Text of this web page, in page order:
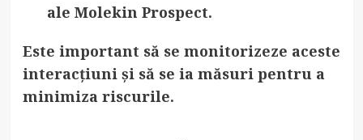
ale Molekin Prospect.
Este important să se monitorizeze aceste
interacțiuni și să se ia măsuri pentru a
minimiza riscurile.